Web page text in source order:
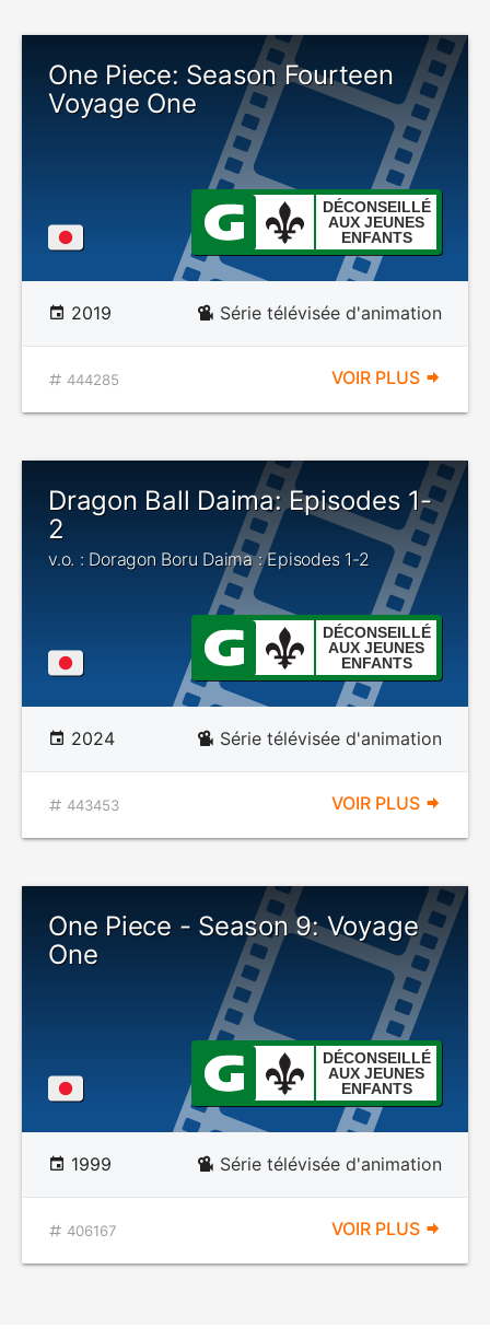
One Piece: Season Fourteen
Voyage One
DÉCONSEILLÉ
AUX JEUNES
ENFANTS
2019 Série télévisée d'animation
444285 VOIR PLUS
Dragon Ball Daima: Episodes 1-
2
v.o. : Doragon Boru Daima : Episodes 1-2
DÉCONSEILLÉ
AUX JEUNES
ENFANTS
2024 Série télévisée d'animation
443453 VOIR PLUS
One Piece - Season 9: Voyage
One
DÉCONSEILLÉ
AUX JEUNES
ENFANTS
1999 Série télévisée d'animation
406167 VOIR PLUS